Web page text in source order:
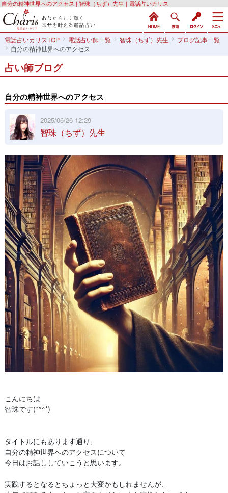
自分の精神世界へのアクセス | 智珠（ちず）先生｜電話占いカリス
電話占いカリスTOP 電話占い師一覧 智珠（ちず）先生
ブログ記事一覧
自分の精神世界へのアクセス
占い師ブログ
自分の精神世界へのアクセス
2025/06/26 12:29
智珠（ちず）先生
こんにちは
智珠です(*^^*)
タイトルにもあります通り、
自分の精神世界へのアクセスについて
今日はお話ししていこうと思います。
実践するとなるとちょっと大変かもしれませんが、